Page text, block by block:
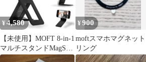
¥4,580
【未使用】MOFT 8-in-1
マルチスタンドMagSafe
対応ジェットブラック
¥900
moftスマホマグネット
リング